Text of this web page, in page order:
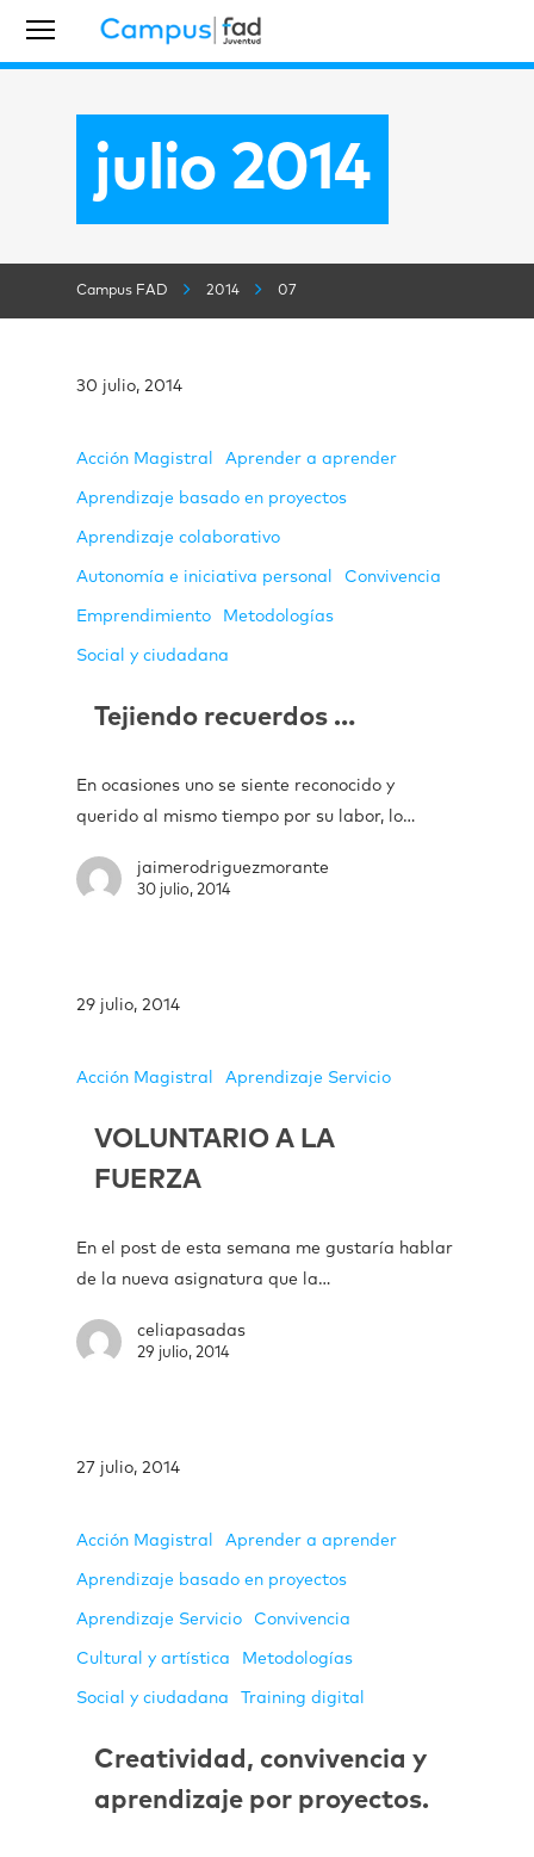
julio 2014
Campus FAD 2014 07
30 julio, 2014
Acción Magistral Aprender a aprender
Aprendizaje basado en proyectos
Aprendizaje colaborativo
Autonomía e iniciativa personal Convivencia
Emprendimiento Metodologías
Social y ciudadana
Tejiendo recuerdos …
En ocasiones uno se siente reconocido y
querido al mismo tiempo por su labor, lo…
jaimerodriguezmorante
30 julio, 2014
29 julio, 2014
Acción Magistral Aprendizaje Servicio
VOLUNTARIO A LA
FUERZA
En el post de esta semana me gustaría hablar
de la nueva asignatura que la…
celiapasadas
29 julio, 2014
27 julio, 2014
Acción Magistral Aprender a aprender
Aprendizaje basado en proyectos
Aprendizaje Servicio Convivencia
Cultural y artística Metodologías
Social y ciudadana Training digital
Creatividad, convivencia y
aprendizaje por proyectos.